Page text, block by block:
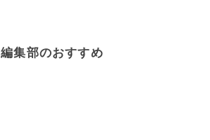
編集部のおすすめ